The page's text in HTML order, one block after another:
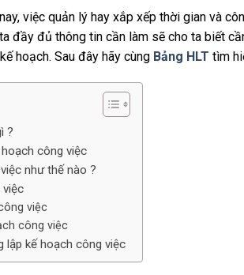
việc quản lý hay xắp xếp thời gian và
đầy đủ thông tin cần làm sẽ cho ta biết
hoạch. Sau đây hãy cùng Bảng HLT tìm
?
công việc
như thế nào ?
việc
việc
công việc
lập kế hoạch công việc